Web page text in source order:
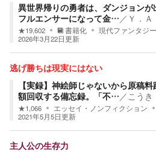
異世界帰りの勇者は、ダンジョン
フルエンサーになって金… ／ Ｙ．Ａ
★19,602 書籍化 現代ファンタジー
2026年3月22日更新
逃げ勝ちは現実にはない
【実録】神絵師じゃないから原稿
額回収する備忘録。「不… ／ こうき
★1,066 エッセイ・ノンフィクション
2021年5月5日更新
主人公の生存力